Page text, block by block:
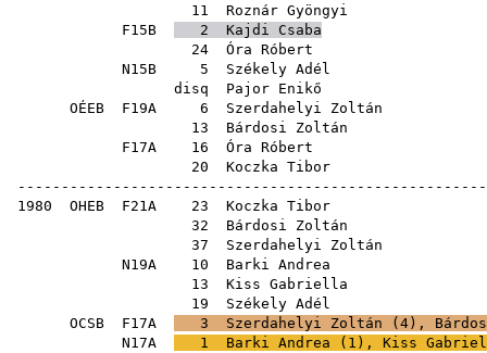
11
Roznár Gyöngyi
F15B
2
Kajdi Csaba
24
Óra Róbert
N15B 5
Székely Adél
disq
Pajor Enikő
OÉEB F19A 6
Szerdahelyi Zoltán
13
Bárdosi Zoltán
F17A 16
Óra Róbert
20
Koczka Tibor
1980 OHEB F21A 23
Koczka Tibor
32
Bárdosi Zoltán
37
Szerdahelyi Zoltán
N19A 10
Barki Andrea
13
Kiss Gabriella
19
Székely Adél
OCSB F17A 3 Szerdahelyi Zoltán ( 4 ),
N17A
1 Barki Andrea ( 1 ), Kiss